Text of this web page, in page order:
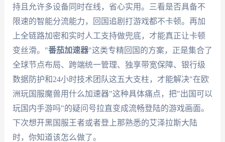
持且允许多设备同时在线，省心实用。三看是否具备不
限速的智能分流能力，回国追剧打游戏都不卡顿。再加
上全链路加密和实时人工支持做兜底，才能真正让卡顿
变丝滑。"番茄加速器"这类专精回国的方案，正是集合了
全球节点布局、跨端统一管理、独享带宽保障、银行级
数据防护和24小时技术团队这五大支柱，才能解决"在欧
洲玩国服魔兽用什么加速器"这种具体痛点，把"出国可以
玩国内手游吗"的疑问号拉直变成流畅登陆的游戏画面。
下次想开黑国服王者或者登上那熟悉的艾泽拉斯大陆
时，你知道该怎么做了。